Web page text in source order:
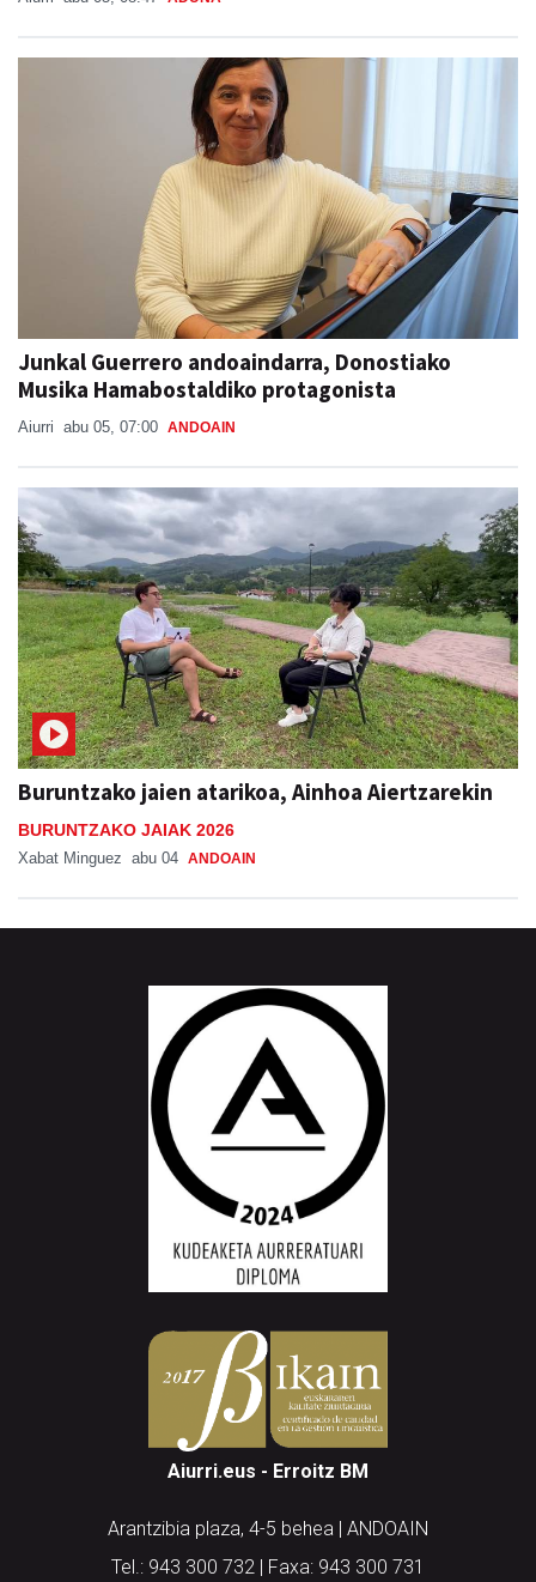
Junkal Guerrero andoaindarra, Donostiako
Musika Hamabostaldiko protagonista
Aiurri abu 05, 07:00 ANDOAIN
Buruntzako jaien atarikoa, Ainhoa Aiertzarekin
BURUNTZAKO JAIAK 2026
Xabat Minguez abu 04 ANDOAIN
Aiurri.eus - Erroitz BM
Arantzibia plaza, 4-5 behea | ANDOAIN
Tel.: 943 300 732 | Faxa: 943 300 731